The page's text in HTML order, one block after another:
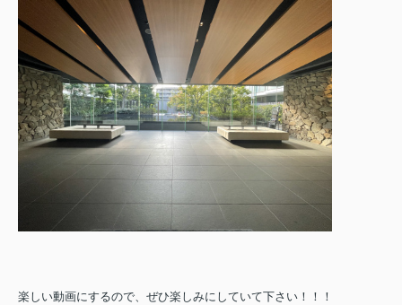
楽しい動画にするので、ぜひ楽しみにしていて下さい！！！